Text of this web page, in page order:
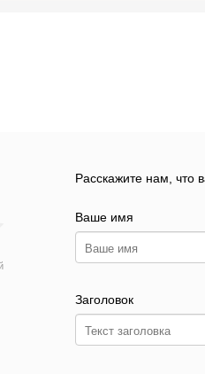
Расскажите нам, что
Ваше имя
Заголовок